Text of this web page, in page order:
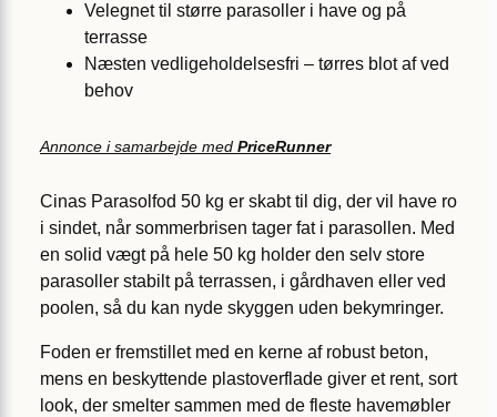
Velegnet til større parasoller i have og på
terrasse
Næsten vedligeholdelsesfri – tørres blot af ved
behov
Annonce i samarbejde med PriceRunner
Cinas Parasolfod 50 kg er skabt til dig, der vil have ro
i sindet, når sommerbrisen tager fat i parasollen. Med
en solid vægt på hele 50 kg holder den selv store
parasoller stabilt på terrassen, i gårdhaven eller ved
poolen, så du kan nyde skyggen uden bekymringer.
Foden er fremstillet med en kerne af robust beton,
mens en beskyttende plastoverflade giver et rent, sort
look, der smelter sammen med de fleste havemøbler